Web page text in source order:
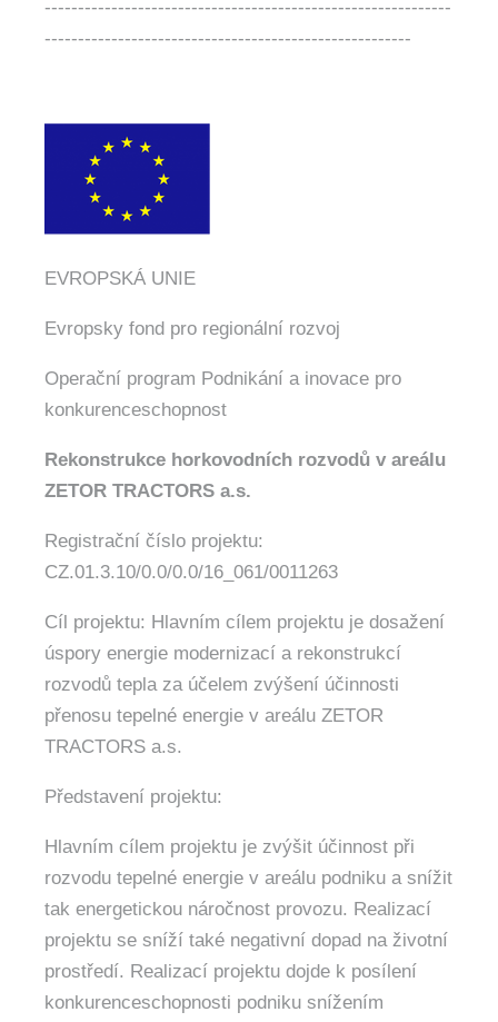
-------------------------------------------------------------
-------------------------------------------------------
EVROPSKÁ UNIE
Evropsky fond pro regionální rozvoj
Operační program Podnikání a inovace pro
konkurenceschopnost
Rekonstrukce horkovodních rozvodů v areálu
ZETOR TRACTORS a.s.
Registrační číslo projektu:
CZ.01.3.10/0.0/0.0/16_061/0011263
Cíl projektu: Hlavním cílem projektu je dosažení
úspory energie modernizací a rekonstrukcí
rozvodů tepla za účelem zvýšení účinnosti
přenosu tepelné energie v areálu ZETOR
TRACTORS a.s.
Představení projektu:
Hlavním cílem projektu je zvýšit účinnost při
rozvodu tepelné energie v areálu podniku a snížit
tak energetickou náročnost provozu. Realizací
projektu se sníží také negativní dopad na životní
prostředí. Realizací projektu dojde k posílení
konkurenceschopnosti podniku snížením